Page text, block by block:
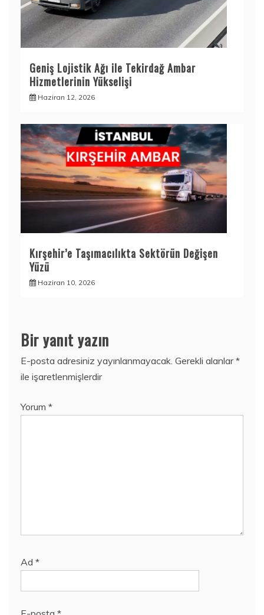
Geniş Lojistik Ağı ile Tekirdağ Ambar
Hizmetlerinin Yükselişi
Haziran 12, 2026
Kırşehir’e Taşımacılıkta Sektörün Değişen
Yüzü
Haziran 10, 2026
Bir yanıt yazın
E-posta adresiniz yayınlanmayacak. Gerekli alanlar*
ile işaretlenmişlerdir
Yorum *
Ad *